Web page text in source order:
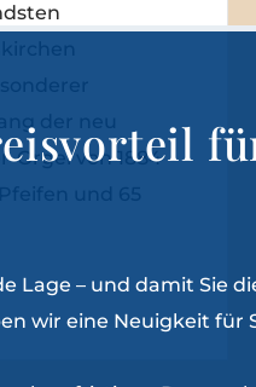
der neu
Orgel von 1884
Lage – und damit Sie
wir eine Neuigkeit für